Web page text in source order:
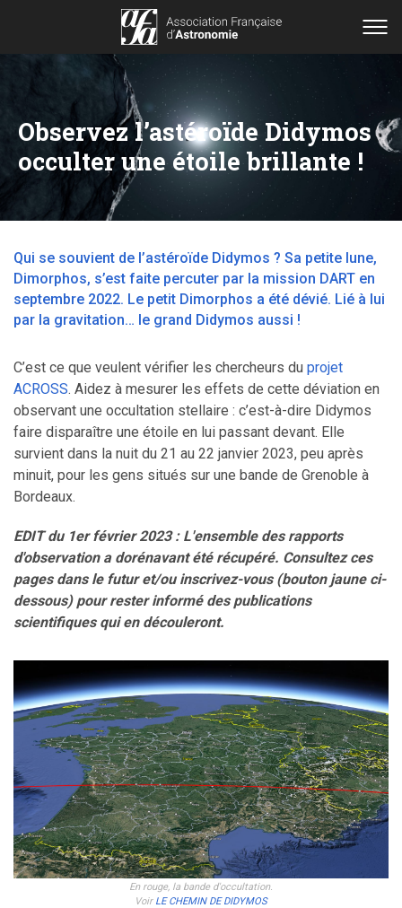
Observez l’astéroïde Didymos
occulter une étoile brillante !
Qui se souvient de l’astéroïde Didymos ? Sa petite lune,
Dimorphos, s’est faite percuter par la mission DART en
septembre 2022. Le petit Dimorphos a été dévié. Lié à lui
par la gravitation… le grand Didymos aussi !
C’est ce que veulent vérifier les chercheurs du projet
ACROSS. Aidez à mesurer les effets de cette déviation en
observant une occultation stellaire : c’est-à-dire Didymos
faire disparaître une étoile en lui passant devant. Elle
survient dans la nuit du 21 au 22 janvier 2023, peu après
minuit, pour les gens situés sur une bande de Grenoble à
Bordeaux.
EDIT du 1er février 2023 : L'ensemble des rapports
d'observation a dorénavant été récupéré. Consultez ces
pages dans le futur et/ou inscrivez-vous (bouton jaune ci-
dessous) pour rester informé des publications
scientifiques qui en découleront.
En rouge, la bande d'occultation.
Voir LE CHEMIN DE DIDYMOS